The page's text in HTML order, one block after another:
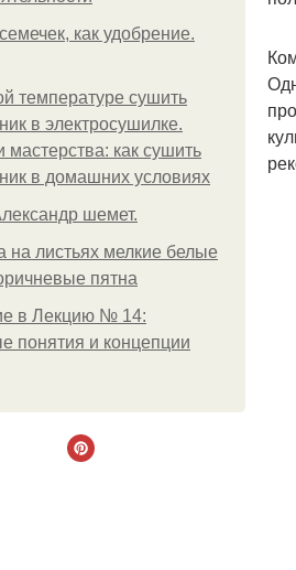
как удобрение.
температуре сушить
в электросушилке.
мастерства: как сушить
в домашних условиях
шемет.
на листьях мелкие белые
пятна
в Лекцию № 14:
понятия и концепции